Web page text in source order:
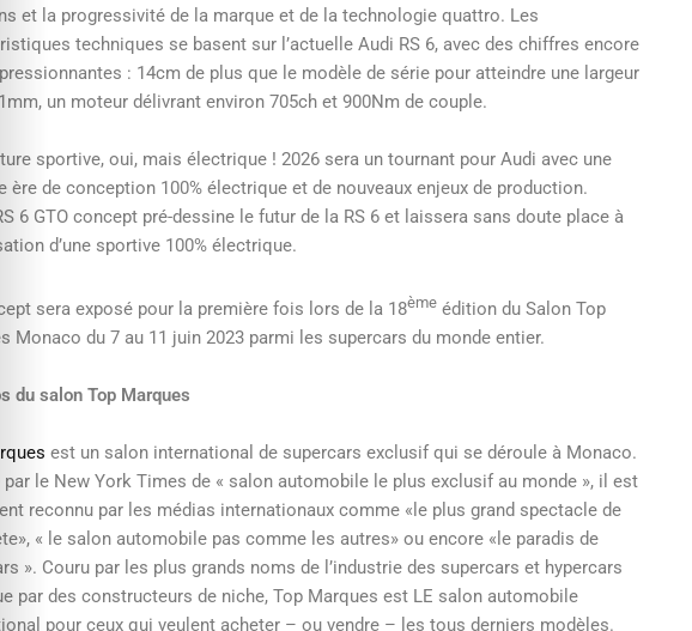
et la progressivité de la marque et de la technologie quattro. Les
techniques se basent sur l’actuelle Audi RS 6, avec des chiffres encore
: 14cm de plus que le modèle de série pour atteindre une largeur
un moteur délivrant environ 705ch et 900Nm de couple.
sportive, oui, mais électrique ! 2026 sera un tournant pour Audi avec une
ère de conception 100% électrique et de nouveaux enjeux de production.
6 GTO concept pré-dessine le futur de la RS 6 et laissera sans doute place à
d’une sportive 100% électrique.
sera exposé pour la première fois lors de la 18èmeédition du Salon Top
Monaco du 7 au 11 juin 2023 parmi les supercars du monde entier.
du salon Top Marques
est un salon international de supercars exclusif qui se déroule à Monaco.
par le New York Times de « salon automobile le plus exclusif au monde », il est
reconnu par les médias internationaux comme «le plus grand spectacle de
« le salon automobile pas comme les autres» ou encore «le paradis de
». Couru par les plus grands noms de l’industrie des supercars et hypercars
par des constructeurs de niche, Top Marques est LE salon automobile
pour ceux qui veulent acheter – ou vendre – les tous derniers modèles.